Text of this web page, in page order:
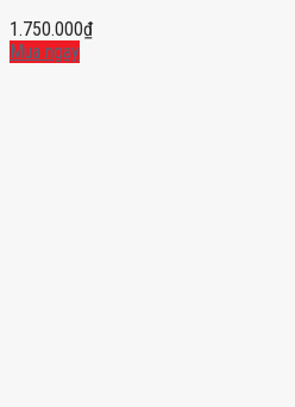
1.750.000₫
Mua ngay